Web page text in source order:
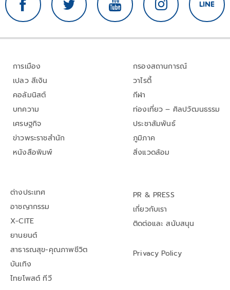
การเมือง
เปลว สีเงิน
คอลัมนิสต์
บทความ
เศรษฐกิจ
ข่าวพระราชสำนัก
หนังสือพิมพ์
กรองสถานการณ์
วาไรตี้
กีฬา
ท่องเที่ยว – ศิลปวัฒนธรรม
ประชาสัมพันธ์
ภูมิภาค
สิ่งแวดล้อม
ต่างประเทศ
อาชญากรรม
X-CITE
ยานยนต์
สาธารณสุข-คุณภาพชีวิต
บันเทิง
ไทยโพสต์ ทีวี
PR & PRESS
เกี่ยวกับเรา
ติดต่อและ สนับสนุน
Privacy Policy